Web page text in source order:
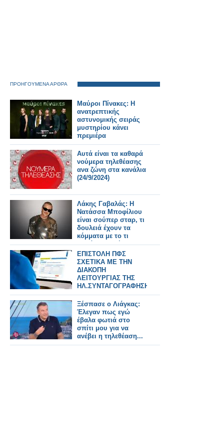
ΠΡΟΗΓΟΥΜΕΝΑ ΑΡΘΡΑ
Μαύροι Πίνακες: Η
ανατρεπτικής
αστυνομικής σειράς
μυστηρίου κάνει
πρεμιέρα
Αυτά είναι τα καθαρά
νούμερα τηλεθέασης
ανα ζώνη στα κανάλια
(24/9/2024)
Λάκης Γαβαλάς: Η
Νατάσσα Μποφίλιου
είναι σούπερ σταρ, τι
δουλειά έχουν τα
κόμματα με το τι
φοράει ο καθένας
ΕΠΙΣΤΟΛΗ ΠΦΣ
ΣΧΕΤΙΚΑ ΜΕ ΤΗΝ
ΔΙΑΚΟΠΗ
ΛΕΙΤΟΥΡΓΙΑΣ ΤΗΣ
ΗΛ.ΣΥΝΤΑΓΟΓΡΑΦΗΣΗΣ
Ξέσπασε ο Λιάγκας:
Έλεγαν πως εγώ
έβαλα φωτιά στο
σπίτι μου για να
ανέβει η τηλεθέαση...